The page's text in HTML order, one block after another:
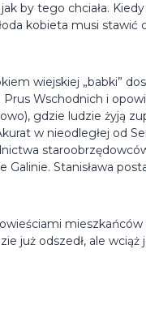
by tego chciała.
kobieta musi stawić
wiejskiej „babki”
Wschodnich i
gdzie ludzie żyją
w nieodległej od
Stanisława
już odszedł, ale wciąż